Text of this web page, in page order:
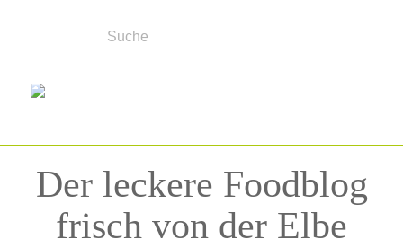
Der leckere Foodblog
frisch von der Elbe